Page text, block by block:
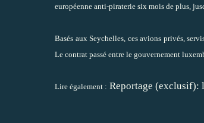
européenne anti-piraterie six mois de plus,
Basés aux Seychelles, ces avions privés,
Le contrat passé entre le gouvernement
Lire également : Reportage (exclusif):